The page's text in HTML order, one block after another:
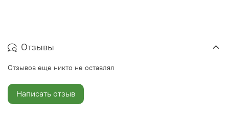
Отзывы
Отзывов еще никто не оставлял
Написать отзыв